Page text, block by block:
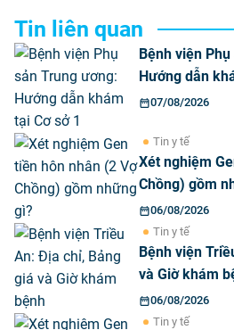
Tin liên quan
Bệnh viện
Hướng dẫn
07/08/2026
Tin y tế
Xét nghiệm
Chồng) gồm
06/08/2026
Tin y tế
Bệnh viện
và Giờ khám
06/08/2026
Tin y tế